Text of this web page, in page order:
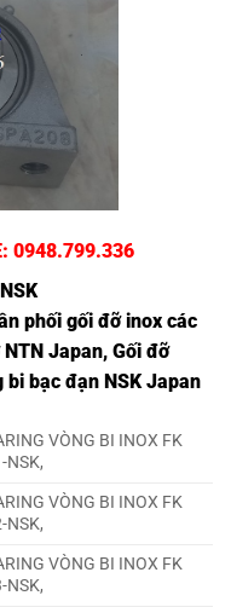
0948.799.336
phối gối đỡ inox các
Japan, Gối đỡ
bạc đạn NSK Japan
VÒNG BI INOX FK
NSK,
VÒNG BI INOX FK
NSK,
VÒNG BI INOX FK
NSK,